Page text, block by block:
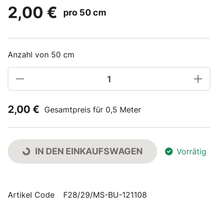
2,00 €
pro 50 cm
Anzahl von 50 cm
2,00 € Gesamtpreis für 0,5 Meter
IN DEN EINKAUFSWAGEN Vorrätig
Artikel Code F28/29/MS-BU-121108